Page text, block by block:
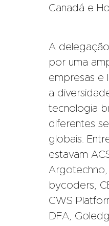
Canadá e
A
por uma
empresas e
a
tecnologia
diferentes
globais.
estavam
Argotechno,
bycoders,
CWS
DFA,